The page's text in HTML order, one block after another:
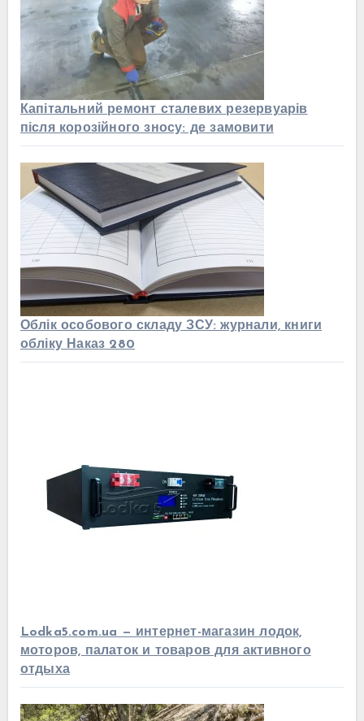
Капітальний ремонт сталевих резервуарів
після корозійного зносу: де замовити
Облік особового складу ЗСУ: журнали, книги
обліку Наказ 280
Lodka5.com.ua — интернет-магазин лодок,
моторов, палаток и товаров для активного
отдыха